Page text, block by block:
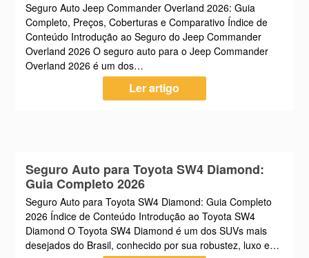
Seguro Auto Jeep Commander Overland 2026: Guia
Completo, Preços, Coberturas e Comparativo Índice de
Conteúdo Introdução ao Seguro do Jeep Commander
Overland 2026 O seguro auto para o Jeep Commander
Overland 2026 é um dos…
Ler artigo
Seguro Auto para Toyota SW4 Diamond:
Guia Completo 2026
Seguro Auto para Toyota SW4 Diamond: Guia Completo
2026 Índice de Conteúdo Introdução ao Toyota SW4
Diamond O Toyota SW4 Diamond é um dos SUVs mais
desejados do Brasil, conhecido por sua robustez, luxo e…